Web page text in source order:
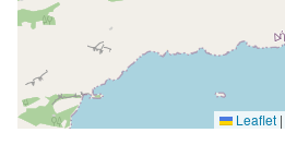
Leaflet |